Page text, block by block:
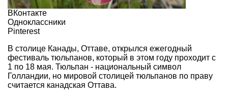
ВКонтакте
Одноклассники
Pinterest
В столице Канады, Оттаве, открылся ежегодный
фестиваль тюльпанов, который в этом году проходит с
1 по 18 мая. Тюльпан - национальный символ
Голландии, но мировой столицей тюльпанов по праву
считается канадская Оттава.